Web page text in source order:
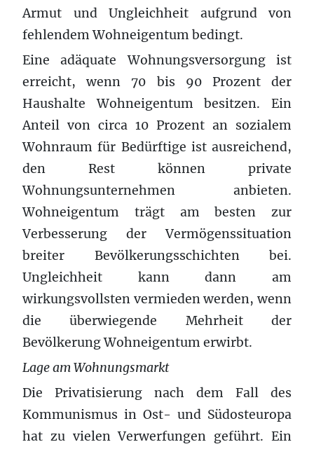
Armut und Ungleichheit aufgrund von
fehlendem Wohneigentum bedingt.
Eine adäquate Wohnungsversorgung ist
erreicht, wenn 70 bis 90 Prozent der
Haushalte Wohneigentum besitzen. Ein
Anteil von circa 10 Prozent an sozialem
Wohnraum für Bedürftige ist ausreichend,
den Rest können private
Wohnungsunternehmen anbieten.
Wohneigentum trägt am besten zur
Verbesserung der Vermögenssituation
breiter Bevölkerungsschichten bei.
Ungleichheit kann dann am
wirkungsvollsten vermieden werden, wenn
die überwiegende Mehrheit der
Bevölkerung Wohneigentum erwirbt.
Lage am Wohnungsmarkt
Die Privatisierung nach dem Fall des
Kommunismus in Ost- und Südosteuropa
hat zu vielen Verwerfungen geführt. Ein